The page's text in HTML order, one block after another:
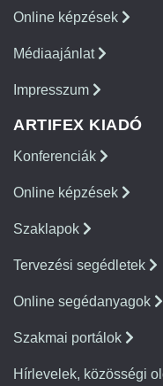
Online képzések
Médiaajánlat
Impresszum
ARTIFEX KIADÓ
Konferenciák
Online képzések
Szaklapok
Tervezési segédletek
Online segédanyagok
Szakmai portálok
Hírlevelek, közösségi